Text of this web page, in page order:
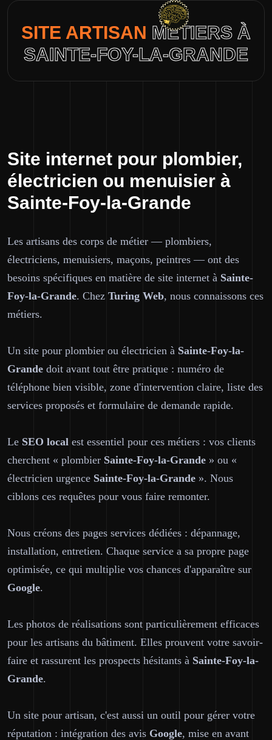
SITE ARTISAN MÉTIERS À
SAINTE-FOY-LA-GRANDE
Site internet pour plombier,
électricien ou menuisier à
Sainte-Foy-la-Grande
Les artisans des corps de métier — plombiers,
électriciens, menuisiers, maçons, peintres — ont des
besoins spécifiques en matière de site internet à Sainte-
Foy-la-Grande. Chez Turing Web, nous connaissons ces
métiers.
Un site pour plombier ou électricien à Sainte-Foy-la-
Grande doit avant tout être pratique : numéro de
téléphone bien visible, zone d'intervention claire, liste des
services proposés et formulaire de demande rapide.
Le SEO local est essentiel pour ces métiers : vos clients
cherchent « plombier Sainte-Foy-la-Grande » ou «
électricien urgence Sainte-Foy-la-Grande ». Nous
ciblons ces requêtes pour vous faire remonter.
Nous créons des pages services dédiées : dépannage,
installation, entretien. Chaque service a sa propre page
optimisée, ce qui multiplie vos chances d'apparaître sur
Google.
Les photos de réalisations sont particulièrement efficaces
pour les artisans du bâtiment. Elles prouvent votre savoir-
faire et rassurent les prospects hésitants à Sainte-Foy-la-
Grande.
Un site pour artisan, c'est aussi un outil pour gérer votre
réputation : intégration des avis Google, mise en avant